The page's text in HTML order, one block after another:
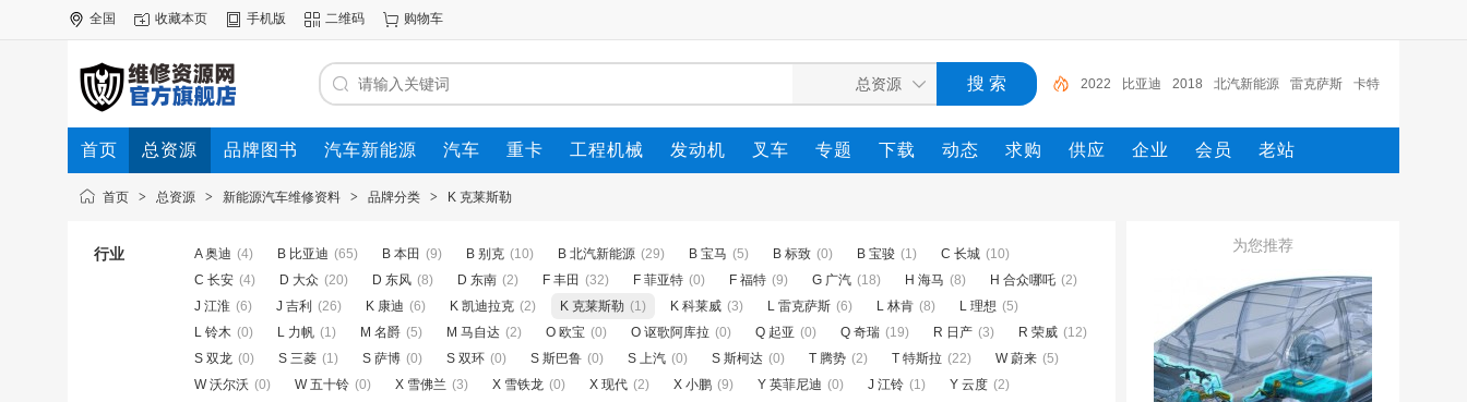
全国 收藏本页 手机版 二维码 购物车
2022 比亚迪 2018 北汽新能源 雷克萨斯 卡特
大众 电路图册 一汽 一汽解放
首页 总资源 品牌图书 汽车新能源 汽车 重卡 工程机械 发动机 叉车 专题 下载 动态 求购 供应 企业 会员 老站
首页 > 总资源 > 新能源汽车维修资料 > 品牌分类 > K 克莱斯勒
行业 A 奥迪 (4) B 比亚迪 (65) B 本田 (9) B 别克 (10) B 北汽新能源 (29) B 宝马 (5) B 标致 (0) B 宝骏 (1) C 长城 (10)
C 长安 (4) D 大众 (20) D 东风 (8) D 东南 (2) F 丰田 (32) F 菲亚特 (0) F 福特 (9) G 广汽 (18) H 海马 (8) H 合众哪吒 (2)
J 江淮 (6) J 吉利 (26) K 康迪 (6) K 凯迪拉克 (2) K 克莱斯勒 (1) K 科莱威 (3) L 雷克萨斯 (6) L 林肯 (8) L 理想 (5)
L 铃木 (0) L 力帆 (1) M 名爵 (5) M 马自达 (2) O 欧宝 (0) O 讴歌阿库拉 (0) Q 起亚 (0) Q 奇瑞 (19) R 日产 (3) R 荣威 (12)
S 双龙 (0) S 三菱 (1) S 萨博 (0) S 双环 (0) S 斯巴鲁 (0) S 上汽 (0) S 斯柯达 (0) T 腾势 (2) T 特斯拉 (22) W 蔚来 (5)
W 沃尔沃 (0) W 五十铃 (0) X 雪佛兰 (3) X 雪铁龙 (0) X 现代 (2) X 小鹏 (9) Y 英菲尼迪 (0) J 江铃 (1) Y 云度 (2)
为您推荐